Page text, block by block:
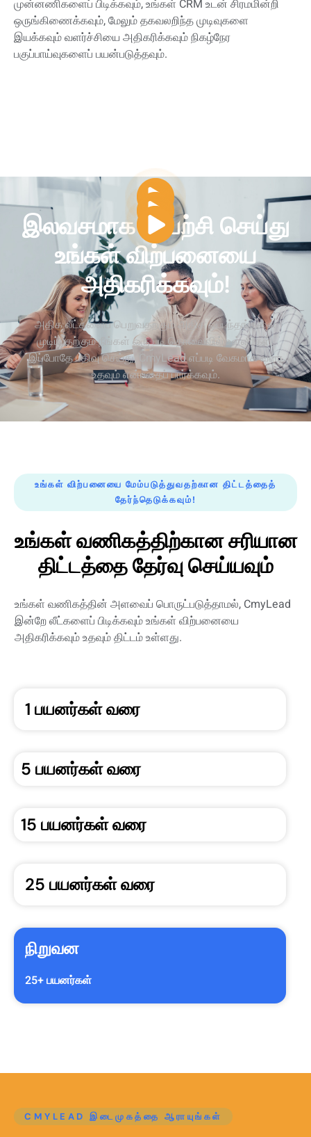
முன்னணிகளைப் பிடிக்கவும், உங்கள் CRM உடன் சிரமமின்றி
ஒருங்கிணைக்கவும், மேலும் தகவலறிந்த முடிவுகளை
இயக்கவும் வளர்ச்சியை அதிகரிக்கவும் நிகழ்நேர
பகுப்பாய்வுகளைப் பயன்படுத்தவும்.
இலவசமாக முயற்சி செய்து
உங்கள் விற்பனையை
அதிகரிக்கவும்!
அதிக லீட்களைப் பெறுவதற்கும் அதிக ஒப்பந்தங்களை
முடிப்பதற்கும் நீங்கள் ஒரு படி தொலைவில் உள்ளீர்கள்.
இப்போதே பதிவு செய்து, CmyLead எப்படி வேகமாக வளர
உதவும் என்பதைப் பார்க்கவும்.
உங்கள் விற்பனையை மேம்படுத்துவதற்கான திட்டத்தைத்
தேர்ந்தெடுக்கவும்!
உங்கள் வணிகத்திற்கான சரியான
திட்டத்தை தேர்வு செய்யவும்
உங்கள் வணிகத்தின் அளவைப் பொருட்படுத்தாமல், CmyLead
இன்றே லீட்களைப் பிடிக்கவும் உங்கள் விற்பனையை
அதிகரிக்கவும் உதவும் திட்டம் உள்ளது.
1 பயனர்கள் வரை
5 பயனர்கள் வரை
15 பயனர்கள் வரை
25 பயனர்கள் வரை
நிறுவன
25+ பயனர்கள்
CMYLEAD இடைமுகத்தை ஆராயுங்கள்